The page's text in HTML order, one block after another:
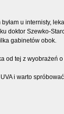
u internisty,
doktor Szewko-
gabinetów obok.
od tej z wyobrażeń
i warto